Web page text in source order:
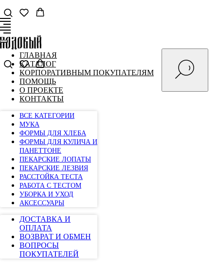
ГЛАВНАЯ
КАТАЛОГ
КОРПОРАТИВНЫМ ПОКУПАТЕЛЯМ
ПОМОЩЬ
О ПРОЕКТЕ
КОНТАКТЫ
ВСЕ КАТЕГОРИИ
МУКА
ФОРМЫ ДЛЯ ХЛЕБА
ФОРМЫ ДЛЯ КУЛИЧА И
ПАНЕТТОНЕ
ПЕКАРСКИЕ ЛОПАТЫ
ПЕКАРСКИЕ ЛЕЗВИЯ
РАССТОЙКА ТЕСТА
РАБОТА С ТЕСТОМ
УБОРКА И УХОД
АКСЕССУАРЫ
ДОСТАВКА И
ОПЛАТА
ВОЗВРАТ И ОБМЕН
ВОПРОСЫ
ПОКУПАТЕЛЕЙ